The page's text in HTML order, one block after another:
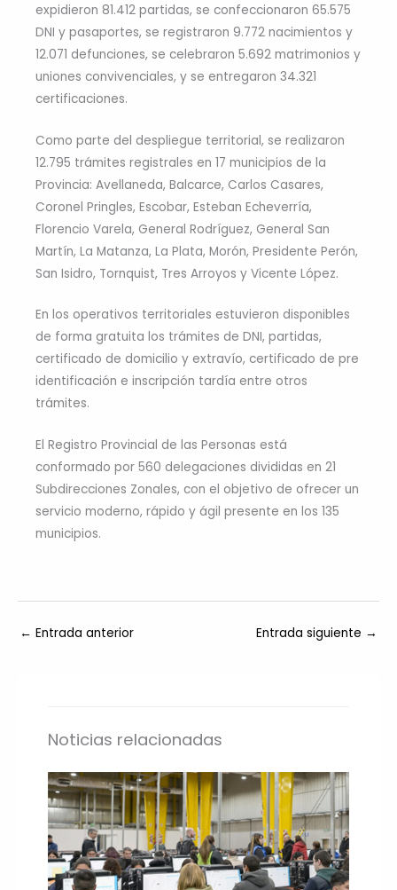
expidieron 81.412 partidas, se confeccionaron 65.575
DNI y pasaportes, se registraron 9.772 nacimientos y
12.071 defunciones, se celebraron 5.692 matrimonios y
uniones convivenciales, y se entregaron 34.321
certificaciones.
Como parte del despliegue territorial, se realizaron
12.795 trámites registrales en 17 municipios de la
Provincia: Avellaneda, Balcarce, Carlos Casares,
Coronel Pringles, Escobar, Esteban Echeverría,
Florencio Varela, General Rodríguez, General San
Martín, La Matanza, La Plata, Morón, Presidente Perón,
San Isidro, Tornquist, Tres Arroyos y Vicente López.
En los operativos territoriales estuvieron disponibles
de forma gratuita los trámites de DNI, partidas,
certificado de domicilio y extravío, certificado de pre
identificación e inscripción tardía entre otros
trámites.
El Registro Provincial de las Personas está
conformado por 560 delegaciones divididas en 21
Subdirecciones Zonales, con el objetivo de ofrecer un
servicio moderno, rápido y ágil presente en los 135
municipios.
← Entrada anterior Entrada siguiente →
Noticias relacionadas